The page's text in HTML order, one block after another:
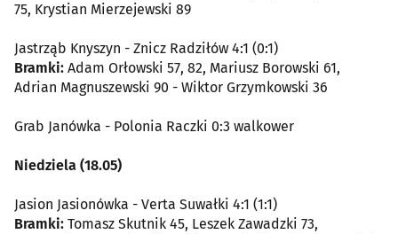
75, Krystian Mierzejewski 89
Jastrząb Knyszyn - Znicz Radziłów 4:1 (0:1)
Bramki: Adam Orłowski 57, 82, Mariusz Borowski 61,
Adrian Magnuszewski 90 - Wiktor Grzymkowski 36
Grab Janówka - Polonia Raczki 0:3 walkower
Niedziela (18.05)
Jasion Jasionówka - Verta Suwałki 4:1 (1:1)
Bramki: Tomasz Skutnik 45, Leszek Zawadzki 73,